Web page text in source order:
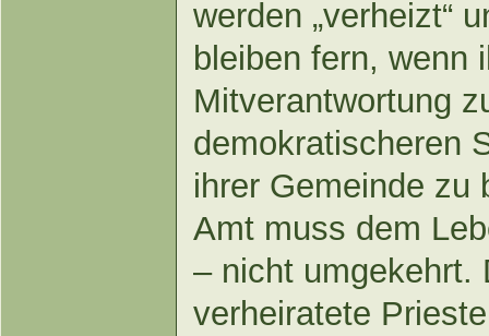
werden „verheizt“
bleiben fern, wenn
Mitverantwortung
demokratischeren
ihrer Gemeinde zu
Amt muss dem
– nicht umgekehrt.
verheiratete